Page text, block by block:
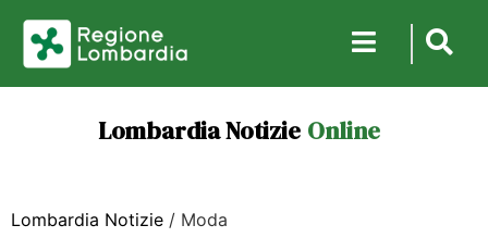
Lombardia Notizie Online
Lombardia Notizie / Moda